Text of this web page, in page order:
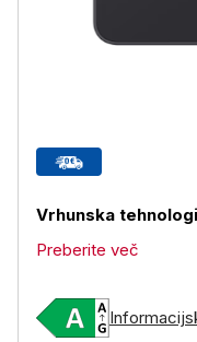
Vrhunska
Preberite več